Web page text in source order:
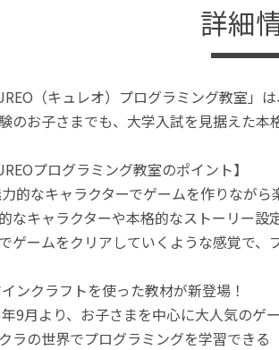
詳細
（キュレオ）プログラミング教室」
のお子さまでも、大学入試を見据えた本
プログラミング教室のポイント】
的なキャラクターでゲームを作りながら
なキャラクターや本格的なストーリー設
ゲームをクリアしていくような感覚で、
ンクラフトを使った教材が新登場！
9月より、お子さまを中心に大人気のゲ
ラの世界でプログラミングを学習できる